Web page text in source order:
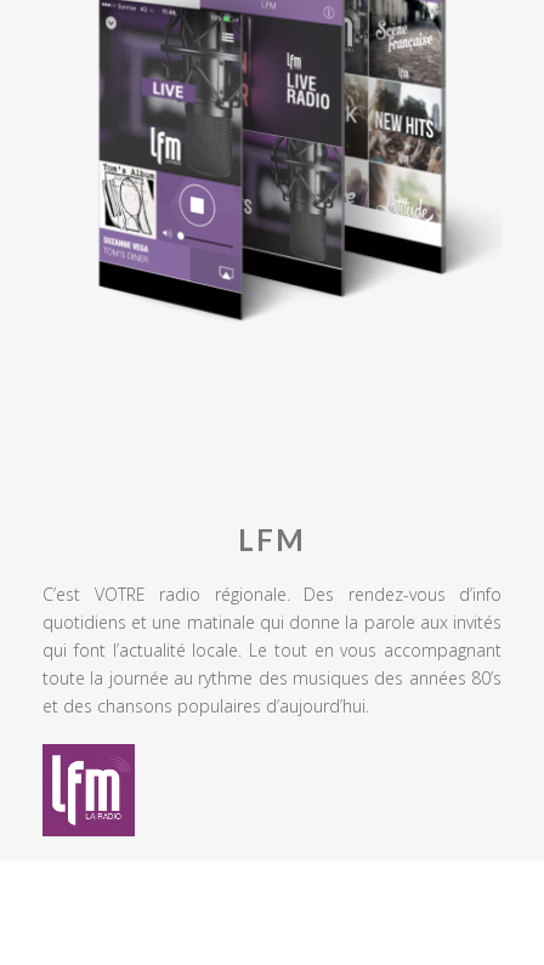
LFM
C’est VOTRE radio régionale. Des rendez-vous d’info
quotidiens et une matinale qui donne la parole aux invités
qui font l’actualité locale. Le tout en vous accompagnant
toute la journée au rythme des musiques des années 80’s
et des chansons populaires d’aujourd’hui.